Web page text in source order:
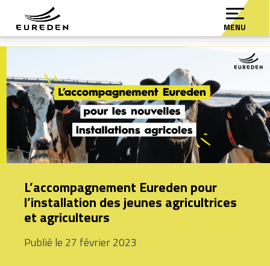
MENU
L’accompagnement Eureden pour
l’installation des jeunes agricultrices
et agriculteurs
Publié le 27 février 2023